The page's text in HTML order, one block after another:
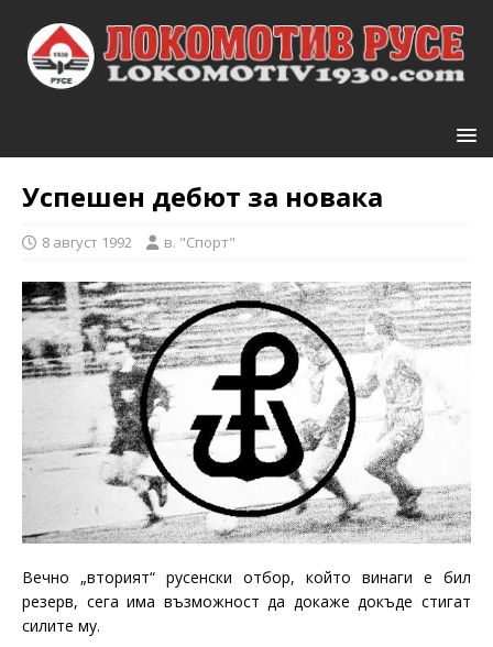
Успешен дебют за новака
8 август 1992 в. "Спорт"
Вечно „вторият“ русенски отбор, който винаги е бил
резерв, сега има възможност да докаже докъде стигат
силите му.